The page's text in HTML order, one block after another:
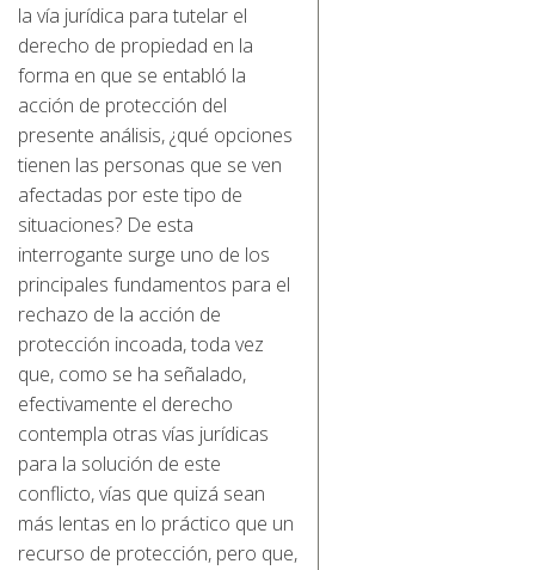
la vía jurídica para tutelar el
derecho de propiedad en la
forma en que se entabló la
acción de protección del
presente análisis, ¿qué opciones
tienen las personas que se ven
afectadas por este tipo de
situaciones? De esta
interrogante surge uno de los
principales fundamentos para el
rechazo de la acción de
protección incoada, toda vez
que, como se ha señalado,
efectivamente el derecho
contempla otras vías jurídicas
para la solución de este
conflicto, vías que quizá sean
más lentas en lo práctico que un
recurso de protección, pero que,